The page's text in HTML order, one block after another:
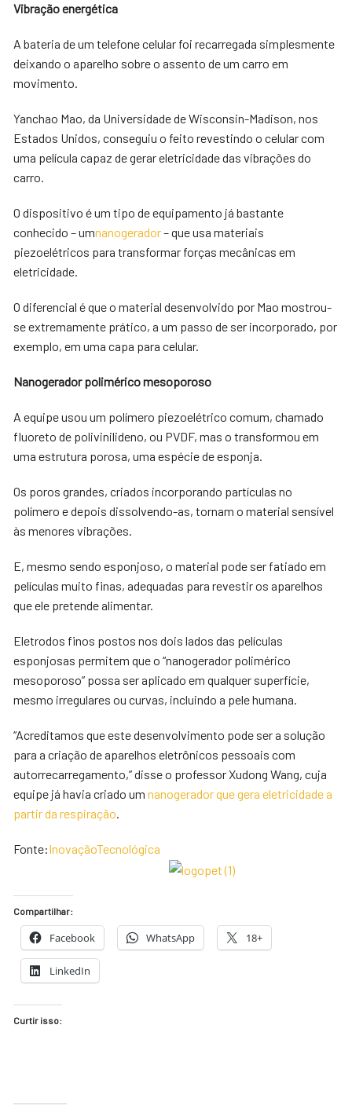
Vibração energética
A bateria de um telefone celular foi recarregada simplesmente
deixando o aparelho sobre o assento de um carro em
movimento.
Yanchao Mao, da Universidade de Wisconsin-Madison, nos
Estados Unidos, conseguiu o feito revestindo o celular com
uma película capaz de gerar eletricidade das vibrações do
carro.
O dispositivo é um tipo de equipamento já bastante
conhecido – umnanogerador– que usa materiais
piezoelétricos para transformar forças mecânicas em
eletricidade.
O diferencial é que o material desenvolvido por Mao mostrou-
se extremamente prático, a um passo de ser incorporado, por
exemplo, em uma capa para celular.
Nanogerador polimérico mesoporoso
A equipe usou um polímero piezoelétrico comum, chamado
fluoreto de polivinilideno, ou PVDF, mas o transformou em
uma estrutura porosa, uma espécie de esponja.
Os poros grandes, criados incorporando partículas no
polímero e depois dissolvendo-as, tornam o material sensível
às menores vibrações.
E, mesmo sendo esponjoso, o material pode ser fatiado em
películas muito finas, adequadas para revestir os aparelhos
que ele pretende alimentar.
Eletrodos finos postos nos dois lados das películas
esponjosas permitem que o “nanogerador polimérico
mesoporoso” possa ser aplicado em qualquer superfície,
mesmo irregulares ou curvas, incluindo a pele humana.
“Acreditamos que este desenvolvimento pode ser a solução
para a criação de aparelhos eletrônicos pessoais com
autorrecarregamento,” disse o professor Xudong Wang, cuja
equipe já havia criado umnanogerador que gera eletricidade a
partir da respiração.
Fonte:InovaçãoTecnológica
Compartilhar:
Facebook WhatsApp 18+
LinkedIn
Curtir isso: